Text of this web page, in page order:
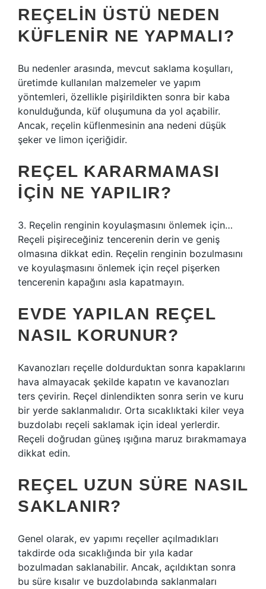
REÇELIN ÜSTÜ NEDEN
KÜFLENIR NE YAPMALI?
Bu nedenler arasında, mevcut saklama koşulları,
üretimde kullanılan malzemeler ve yapım
yöntemleri, özellikle pişirildikten sonra bir kaba
konulduğunda, küf oluşumuna da yol açabilir.
Ancak, reçelin küflenmesinin ana nedeni düşük
şeker ve limon içeriğidir.
REÇEL KARARMAMASI
IÇIN NE YAPILIR?
3. Reçelin renginin koyulaşmasını önlemek için…
Reçeli pişireceğiniz tencerenin derin ve geniş
olmasına dikkat edin. Reçelin renginin bozulmasını
ve koyulaşmasını önlemek için reçel pişerken
tencerenin kapağını asla kapatmayın.
EVDE YAPILAN REÇEL
NASIL KORUNUR?
Kavanozları reçelle doldurduktan sonra kapaklarını
hava almayacak şekilde kapatın ve kavanozları
ters çevirin. Reçel dinlendikten sonra serin ve kuru
bir yerde saklanmalıdır. Orta sıcaklıktaki kiler veya
buzdolabı reçeli saklamak için ideal yerlerdir.
Reçeli doğrudan güneş ışığına maruz bırakmamaya
dikkat edin.
REÇEL UZUN SÜRE NASIL
SAKLANIR?
Genel olarak, ev yapımı reçeller açılmadıkları
takdirde oda sıcaklığında bir yıla kadar
bozulmadan saklanabilir. Ancak, açıldıktan sonra
bu süre kısalır ve buzdolabında saklanmaları